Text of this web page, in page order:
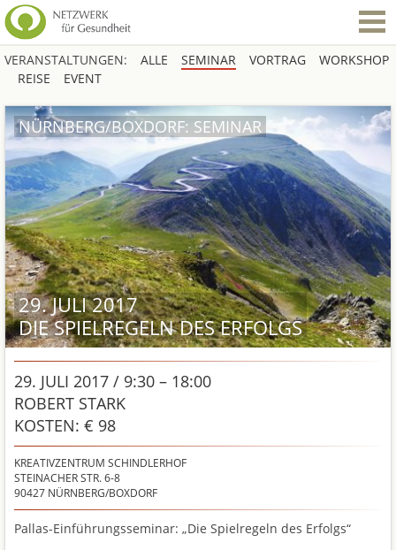
VERANSTALTUNGEN: ALLE SEMINAR VORTRAG
WORKSHOP
REISE
EVENT
29. JULI 2017
DIE SPIELREGELN DES ERFOLGS
NÜRNBERG/BOXDORF: SEMINAR
29. JULI 2017 / 9:30 – 18:00
ROBERT STARK
KOSTEN: € 98
KREATIVZENTRUM SCHINDLERHOF
STEINACHER STR. 6-8
90427 NÜRNBERG/BOXDORF
Pallas-Einführungsseminar: „Die Spielregeln des Erfolgs“